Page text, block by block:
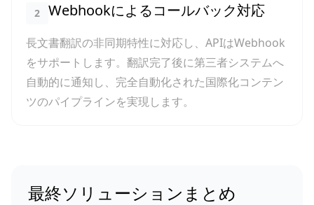
2 Webhookによるコールバック対応
長文書翻訳の非同期特性に対応し、APIはWebhook
をサポートします。翻訳完了後に第三者システムへ
自動的に通知し、完全自動化された国際化コンテン
ツのパイプラインを実現します。
最終ソリューションまとめ